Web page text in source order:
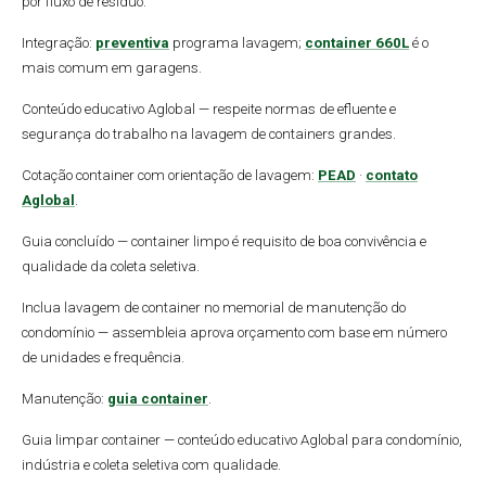
Integração: preventiva programa lavagem; container 660L é o
mais comum em garagens.
Conteúdo educativo Aglobal — respeite normas de efluente e
segurança do trabalho na lavagem de containers grandes.
Cotação container com orientação de lavagem: PEAD · contato
Aglobal .
Guia concluído — container limpo é requisito de boa convivência e
qualidade da coleta seletiva.
Inclua lavagem de container no memorial de manutenção do
condomínio — assembleia aprova orçamento com base em número
de unidades e frequência.
Manutenção: guia container.
Guia limpar container — conteúdo educativo Aglobal para condomínio,
indústria e coleta seletiva com qualidade.